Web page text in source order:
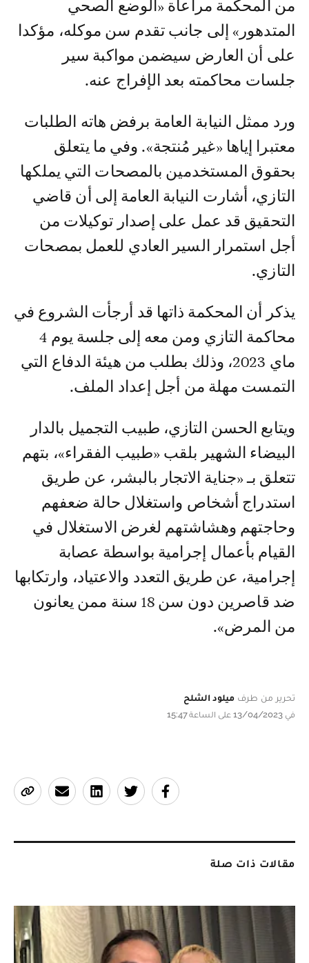
من المحكمة مراعاة «الوضع الصحي
المتدهور» إلى جانب تقدم سن موكله، مؤكدا
على أن العارض سيضمن مواكبة سير
جلسات محاكمته بعد الإفراج عنه.
ورد ممثل النيابة العامة برفض هاته الطلبات
معتبرا إياها «غير مُنتجة». وفي ما يتعلق
بحقوق المستخدمين بالمصحات التي يملكها
التازي، أشارت النيابة العامة إلى أن قاضي
التحقيق قد عمل على إصدار توكيلات من
أجل استمرار السير العادي للعمل بمصحات
التازي.
يذكر أن المحكمة ذاتها قد أرجأت الشروع في
محاكمة التازي ومن معه إلى جلسة يوم 4
ماي 2023، وذلك بطلب من هيئة الدفاع التي
التمست مهلة من أجل إعداد الملف.
ويتابع الحسن التازي، طبيب التجميل بالدار
البيضاء الشهير بلقب «طبيب الفقراء»، بتهم
تتعلق بـ «جناية الاتجار بالبشر، عن طريق
استدراج أشخاص واستغلال حالة ضعفهم
وحاجتهم وهشاشتهم لغرض الاستغلال في
القيام بأعمال إجرامية بواسطة عصابة
إجرامية، عن طريق التعدد والاعتياد، وارتكابها
ضد قاصرين دون سن 18 سنة ممن يعانون
من المرض».
تحرير من طرف ميلود الشلح
في 13/04/2023 على الساعة 15:47
مقالات ذات صلة